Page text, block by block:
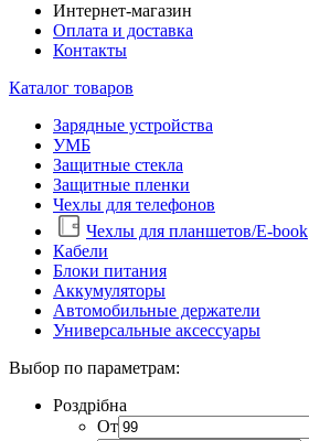
Интернет-магазин
Оплата и доставка
Контакты
Каталог товаров
Зарядные устройства
УМБ
Защитные стекла
Защитные пленки
Чехлы для телефонов
Чехлы для планшетов/E-book
Кабели
Блоки питания
Аккумуляторы
Автомобильные держатели
Универсальные аксессуары
Выбор по параметрам:
Роздрібна
От